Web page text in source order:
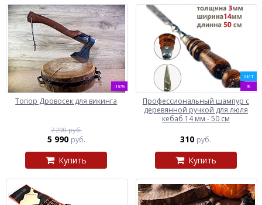
-18%
Топор Дровосек для викинга
7 290 руб.
5 990 руб.
Купить
ХИТ
%
Профессиональный шампур с
деревянной ручкой для люля
кебаб 14 мм - 50 см
310 руб.
Купить